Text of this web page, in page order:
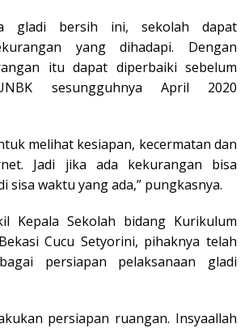
gladi bersih ini, sekolah dapat
yang dihadapi. Dengan
itu dapat diperbaiki sebelum
sesungguhnya April 2020
melihat kesiapan, kecermatan dan
Jadi jika ada kekurangan bisa
sisa waktu yang ada,” pungkasnya.
Kepala Sekolah bidang Kurikulum
Cucu Setyorini, pihaknya telah
persiapan pelaksanaan gladi
persiapan ruangan. Insyaallah